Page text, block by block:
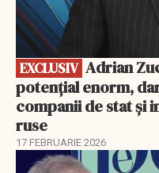
EXCLUSIV
potențial enorm,
companii de stat și
ruse
17 FEBRUARIE 2026
EXCLUSIV